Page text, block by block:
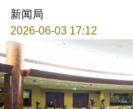
新闻局
2026-06-03 17:12